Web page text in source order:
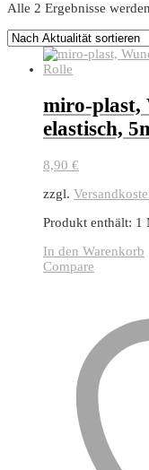
Alle 2 Ergebnisse
miro-plast,
elastisch,
8,90 €
zzgl.
Produkt enthält: 1
In den Warenkorb
Compare